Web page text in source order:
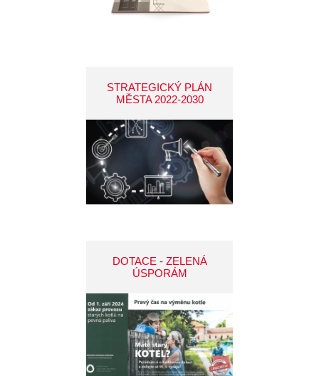
STRATEGICKÝ PLÁN
MĚSTA 2022-2030
DOTACE - ZELENÁ
ÚSPORÁM